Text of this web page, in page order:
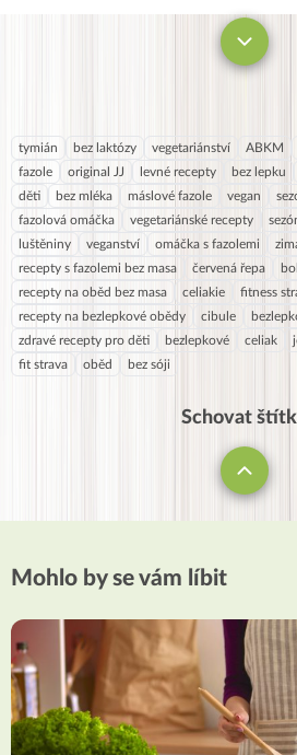
tymián bez laktózy vegetariánství ABKM
fazole
original JJ levné recepty bez lepku
děti
bez mléka máslové fazole vegan
fazolová omáčka
vegetariánské recepty
luštěniny
veganství omáčka s fazolemi
recepty s fazolemi bez masa
červená řepa
recepty na oběd bez masa
celiakie
fitness
recepty na bezlepkové obědy
cibule
zdravé recepty pro děti
bezlepkové celiak
fit strava
oběd bez sóji
Schovat
Mohlo by se vám líbit